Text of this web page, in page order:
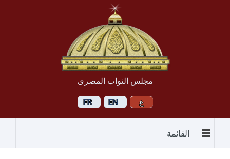
مجلس النواب المصرى
القائمة